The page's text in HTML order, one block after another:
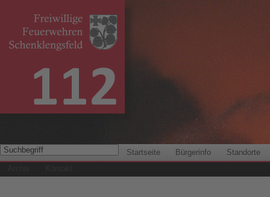
Startseite Bürgerinfo
Standorte